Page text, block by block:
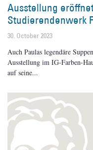
Ausstellung
Studierendenwerk
30. October 2023
Auch Paulas legendäre
Ausstellung im IG-Farben-
auf seine